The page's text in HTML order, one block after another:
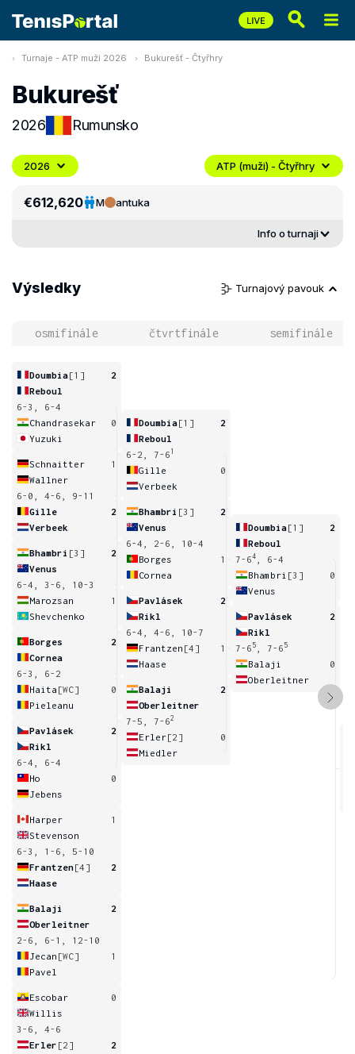
Turnaje - ATP muži 2026 Bukurešť - Čtyřhry
Bukurešť
2026 Rumunsko
2026 ATP (muži) - Čtyřhry
€612,620 M antuka
Info o turnaji
Výsledky Turnajový pavouk
osmifinále čtvrtfinále semifinále
Doumbia[1]
2
Reboul
6-3, 6-4
Chandrasekar
0
Yuzuki
Schnaitter
1
Wallner
6-0, 4-6, 9-11
Gille
2
Verbeek
Bhambri [3]
2
Venus
6-4, 3-6, 10-3
Marozsan
1
Shevchenko
Borges
2
Cornea
6-3, 6-2
Haita [WC]
0
Pieleanu
Pavlásek
2
Rikl
6-4, 6-4
Ho
0
Jebens
Harper
1
Stevenson
6-3, 1-6, 5-10
Frantzen[4]
2
Haase
Balaji
2
Oberleitner
2-6, 6-1, 12-10
Jecan [WC]
1
Pavel
Escobar
0
Willis
3-6, 4-6
Erler [2]
2
Doumbia[1]
2
Reboul
6-2, 7-6 1
Gille
0
Verbeek
Bhambri [3]
2
Venus
6-4, 2-6, 10-4
Borges
1
Cornea
Pavlásek
2
Rikl
6-4, 4-6, 10-7
Frantzen [4]
1
Haase
Balaji
2
Oberleitner
7-5, 7-62
Erler[2]
0
Miedler
Doumbia[1]
2
Reboul
7-64
, 6-4
Bhambri [3]
0
Venus
Pavlásek
2
Rikl
7-6 5 , 7-6 5
Balaji
0
Oberleitner